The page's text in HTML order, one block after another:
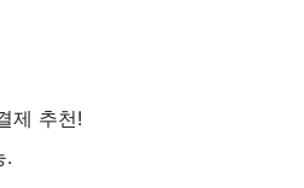
제 추천!
.